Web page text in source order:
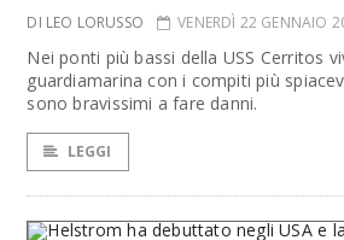
DI LEO LORUSSO VENERDÌ 22 GENNAIO
Nei ponti più bassi della USS Cerritos
guardiamarina con i compiti più
sono bravissimi a fare danni.
LEGGI